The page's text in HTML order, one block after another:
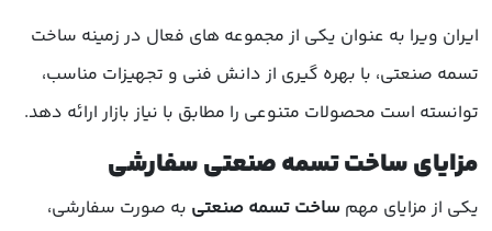
ایران ویرا به عنوان یکی از مجموعه های فعال در زمینه ساخت
تسمه صنعتی، با بهره گیری از دانش فنی و تجهیزات مناسب،
توانسته است محصولات متنوعی را مطابق با نیاز بازار ارائه دهد.
مزایای ساخت تسمه صنعتی سفارشی
یکی از مزایای مهم ساخت تسمه صنعتی به صورت سفارشی،